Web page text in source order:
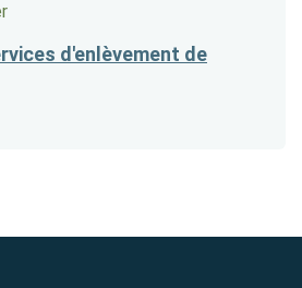
d'enlèvement de